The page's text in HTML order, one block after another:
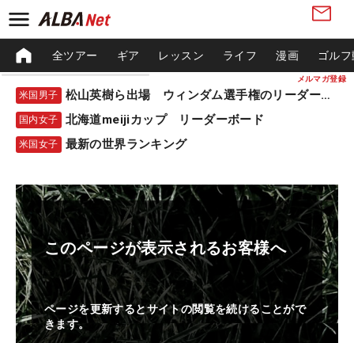
メルマガ登録
全ツアー ギア レッスン ライフ 漫画 ゴル
米国男子 松山英樹ら出場 ウィンダム選手権のリーダーボード
国内女子 北海道meijiカップ リーダーボード
米国女子 最新の世界ランキング
このページが表示されるお客様へ
ページを更新するとサイトの閲覧を続けることがで
きます。